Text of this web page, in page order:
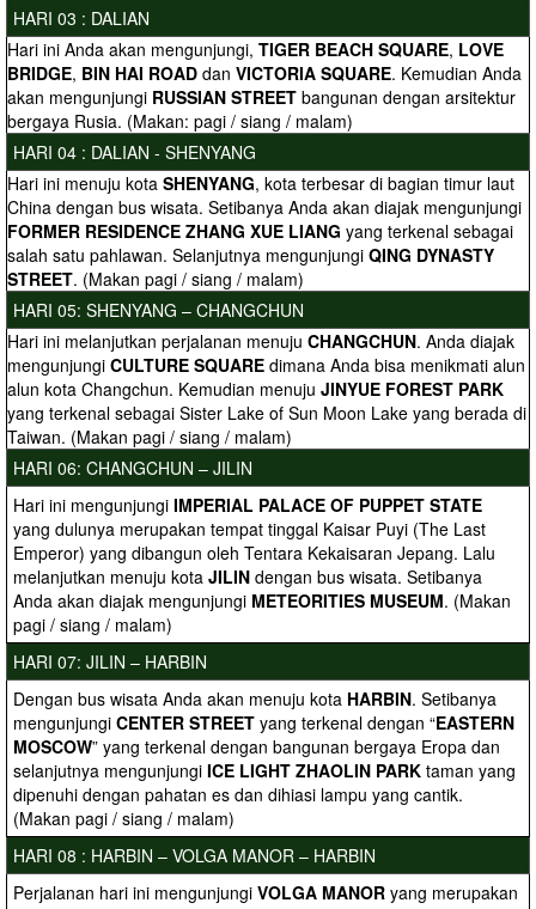
HARI 03 : DALIAN
Hari ini Anda akan mengunjungi, TIGER BEACH SQUARE, LOVE
BRIDGE, BIN HAI ROAD dan VICTORIA SQUARE. Kemudian Anda
akan mengunjungi RUSSIAN STREET bangunan dengan arsitektur
bergaya Rusia. (Makan: pagi / siang / malam)
HARI 04 : DALIAN - SHENYANG
Hari ini menuju kota SHENYANG, kota terbesar di bagian timur laut
China dengan bus wisata. Setibanya Anda akan diajak mengunjungi
FORMER RESIDENCE ZHANG XUE LIANG yang terkenal sebagai
salah satu pahlawan. Selanjutnya mengunjungi QING DYNASTY
STREET. (Makan pagi / siang / malam)
HARI 05: SHENYANG – CHANGCHUN
Hari ini melanjutkan perjalanan menuju CHANGCHUN. Anda diajak
mengunjungi CULTURE SQUARE dimana Anda bisa menikmati alun
alun kota Changchun. Kemudian menuju JINYUE FOREST PARK
yang terkenal sebagai Sister Lake of Sun Moon Lake yang berada di
Taiwan. (Makan pagi / siang / malam)
HARI 06: CHANGCHUN – JILIN
Hari ini mengunjungi IMPERIAL PALACE OF PUPPET STATE
yang dulunya merupakan tempat tinggal Kaisar Puyi (The Last
Emperor) yang dibangun oleh Tentara Kekaisaran Jepang. Lalu
melanjutkan menuju kota JILIN dengan bus wisata. Setibanya
Anda akan diajak mengunjungi METEORITIES MUSEUM. (Makan
pagi / siang / malam)
HARI 07: JILIN – HARBIN
Dengan bus wisata Anda akan menuju kota HARBIN. Setibanya
mengunjungi CENTER STREET yang terkenal dengan “EASTERN
MOSCOW” yang terkenal dengan bangunan bergaya Eropa dan
selanjutnya mengunjungi ICE LIGHT ZHAOLIN PARK taman yang
dipenuhi dengan pahatan es dan dihiasi lampu yang cantik.
(Makan pagi / siang / malam)
HARI 08 : HARBIN – VOLGA MANOR – HARBIN
Perjalanan hari ini mengunjungi VOLGA MANOR yang merupakan